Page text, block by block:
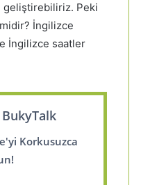
Peki
İngilizce
İngilizce saatler
BukyTalk
Korkusuzca